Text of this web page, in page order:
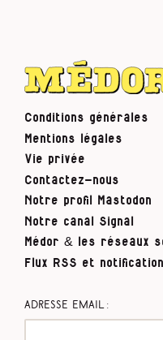
Conditions générales
Mentions légales
Vie privée
Contactez-nous
Notre profil Mastodon
Notre canal Signal
Médor & les réseaux
Flux RSS et
Adresse email :